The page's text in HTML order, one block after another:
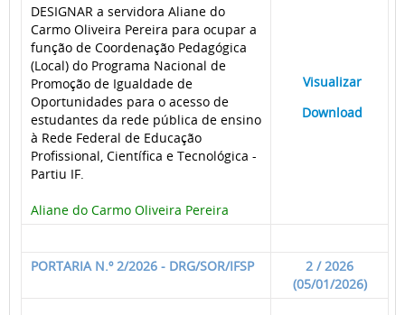
DESIGNAR a servidora Aliane do
Carmo Oliveira Pereira para ocupar a
função de Coordenação Pedagógica
(Local) do Programa Nacional de
Promoção de Igualdade de
Oportunidades para o acesso de
estudantes da rede pública de ensino
à Rede Federal de Educação
Profissional, Científica e Tecnológica -
Partiu IF.
Aliane do Carmo Oliveira Pereira
Visualizar
Download
PORTARIA N.º 2/2026 - DRG/SOR/IFSP
2 / 2026
(05/01/2026)